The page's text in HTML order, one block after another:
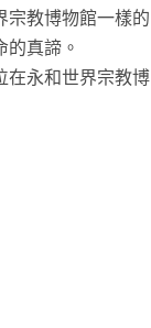
宗教博物館一樣的
真諦。
在永和世界宗教博